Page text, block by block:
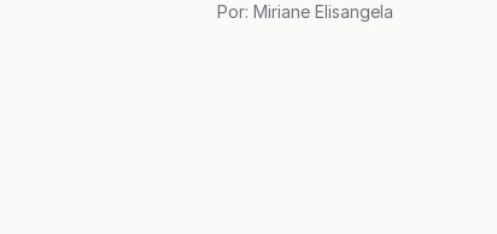
Por: Miriane Elisangela